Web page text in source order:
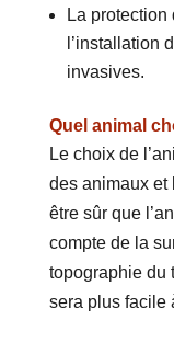
La protection
l’installation
invasives.
Quel animal
Le choix de
des animaux et
être sûr que
compte de la
topographie du
sera plus facile